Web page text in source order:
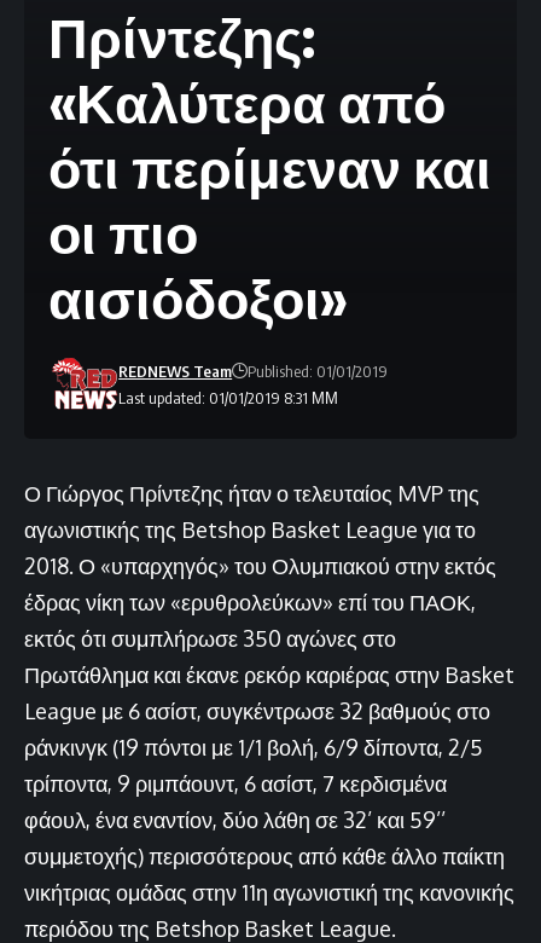
Πρίντεζης:
«Καλύτερα από
ότι περίμεναν και
οι πιο
αισιόδοξοι»
Last updated: 01/01/2019 8:31 ΜΜ
REDNEWS Team Published: 01/01/2019
Ο Γιώργος Πρίντεζης ήταν ο τελευταίος MVP της
αγωνιστικής της Betshop Basket League για το
2018. Ο «υπαρχηγός» του Ολυμπιακού στην εκτός
έδρας νίκη των «ερυθρολεύκων» επί του ΠΑΟΚ,
εκτός ότι συμπλήρωσε 350 αγώνες στο
Πρωτάθλημα και έκανε ρεκόρ καριέρας στην Basket
League με 6 ασίστ, συγκέντρωσε 32 βαθμούς στο
ράνκινγκ (19 πόντοι με 1/1 βολή, 6/9 δίποντα, 2/5
τρίποντα, 9 ριμπάουντ, 6 ασίστ, 7 κερδισμένα
φάουλ, ένα εναντίον, δύο λάθη σε 32’ και 59’’
συμμετοχής) περισσότερους από κάθε άλλο παίκτη
νικήτριας ομάδας στην 11η αγωνιστική της κανονικής
περιόδου της Betshop Basket League.